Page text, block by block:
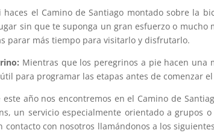
haces el Camino de Santiago montado sobre la
sin que te suponga un gran esfuerzo o
parar más tiempo para visitarlo y disfrutarlo.
Mientras que los peregrinos a pie hacen
para programar las etapas antes de comenzar el
año nos encontremos en el Camino de
un servicio especialmente orientado a grupos
con nosotros llamándonos a los